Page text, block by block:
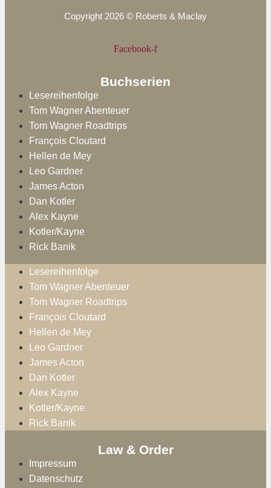
Copyright 2026 © Roberts & Maclay
Facebook-f
Buchserien
Lesereihenfolge
Tom Wagner Abenteuer
Tom Wagner Roadtrips
François Cloutard
Hellen de Mey
Leo Gardner
James Acton
Dan Kotler
Alex Kayne
Kotler/Kayne
Rick Banik
Lesereihenfolge
Tom Wagner Abenteuer
Tom Wagner Roadtrips
François Cloutard
Hellen de Mey
Leo Gardner
James Acton
Dan Kotler
Alex Kayne
Kotler/Kayne
Rick Banik
Law & Order
Impressum
Datenschutz